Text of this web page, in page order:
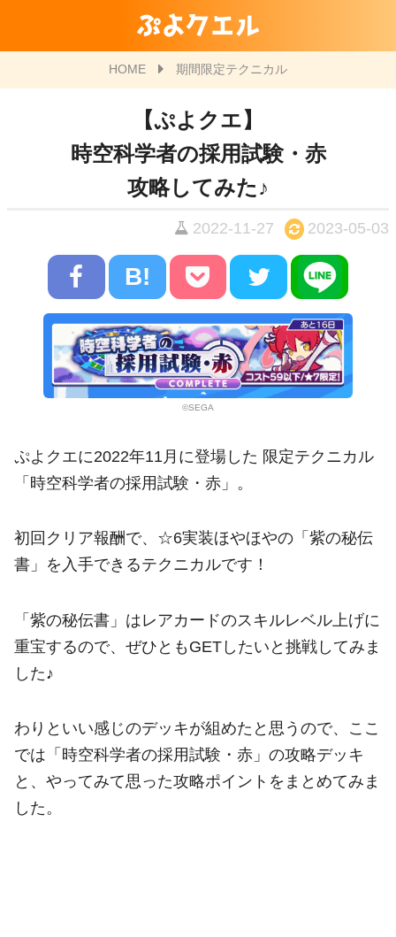
ぷよクエル
HOME 期間限定テクニカル
【ぷよクエ】
時空科学者の採用試験・赤
攻略してみた♪
2022-11-27 2023-05-03
B!
©SEGA
ぷよクエに2022年11月に登場した 限定テクニカル
「時空科学者の採用試験・赤」。
初回クリア報酬で、☆6実装ほやほやの「紫の秘伝
書」を入手できるテクニカルです！
「紫の秘伝書」はレアカードのスキルレベル上げに
重宝するので、ぜひともGETしたいと挑戦してみま
した♪
わりといい感じのデッキが組めたと思うので、ここ
では「時空科学者の採用試験・赤」の攻略デッキ
と、やってみて思った攻略ポイントをまとめてみま
した。